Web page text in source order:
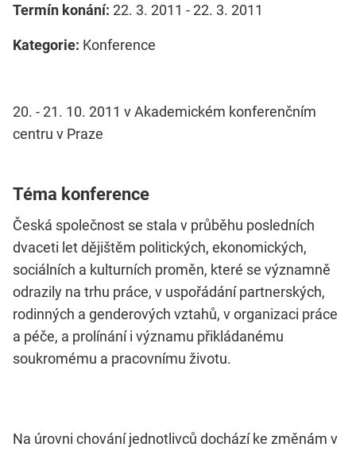
Termín konání: 22. 3. 2011 - 22. 3. 2011
Kategorie: Konference
20. - 21. 10. 2011 v Akademickém konferenčním
centru v Praze
Téma konference
Česká společnost se stala v průběhu posledních
dvaceti let dějištěm politických, ekonomických,
sociálních a kulturních proměn, které se významně
odrazily na trhu práce, v uspořádání partnerských,
rodinných a genderových vztahů, v organizaci práce
a péče, a prolínání i významu přikládanému
soukromému a pracovnímu životu.
Na úrovni chování jednotlivců dochází ke změnám v